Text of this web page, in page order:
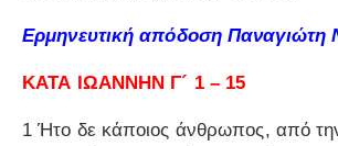
Ερμηνευτική απόδοση Παναγιώτη
ΚΑΤΑ ΙΩΑΝΝΗΝ Γ´ 1 – 15
1 Ήτο δε κάποιος άνθρωπος, από